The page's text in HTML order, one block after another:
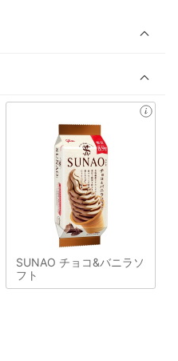
SUNAO チョコ&バニラソ
フト